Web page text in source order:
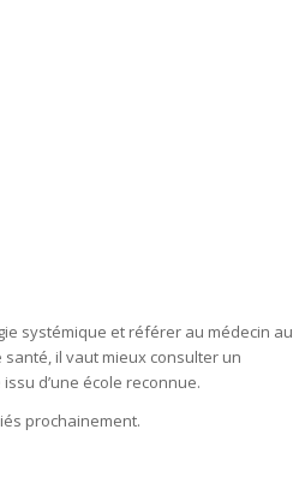
systémique et référer au médecin au
il vaut mieux consulter un
d’une école reconnue.
prochainement.